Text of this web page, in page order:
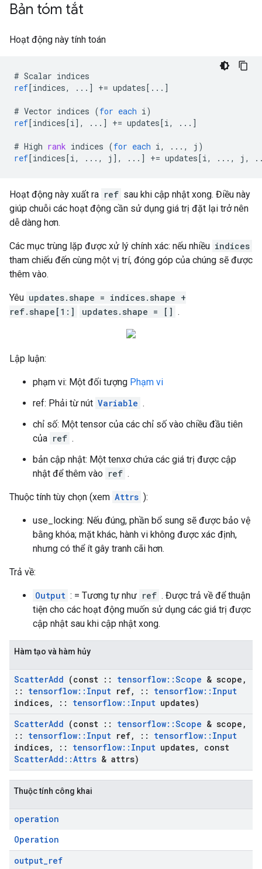
Bản tóm tắt
Hoạt động này tính toán
# Scalar indices
ref[indices, ... ] += updates[ ... ]
# Vector indices (for each i)
ref[indices[i] , ... ] += updates[i, ... ]
# High rank indices (for each i, ..., j )
ref[indices[i, ..., j ] , ... ] += updates[i, ..., j,
Hoạt động này xuất ra ref sau khi cập nhật xong. Điều này
giúp chuỗi các hoạt động cần sử dụng giá trị đặt lại trở nên
dễ dàng hơn.
Các mục trùng lặp được xử lý chính xác: nếu nhiều indices
tham chiếu đến cùng một vị trí, đóng góp của chúng sẽ được
thêm vào.
Yêu updates.shape = indices.shape +
ref.shape[1:]
updates.shape = [] .
Lập luận:
phạm vi: Một đối tượng Phạm vi
ref: Phải từ nút Variable .
chỉ số: Một tensor của các chỉ số vào chiều đầu tiên
của ref .
bản cập nhật: Một tenxơ chứa các giá trị được cập
nhật để thêm vào ref .
Thuộc tính tùy chọn (xem Attrs ):
use_locking: Nếu đúng, phần bổ sung sẽ được bảo vệ
bằng khóa; mặt khác, hành vi không được xác định,
nhưng có thể ít gây tranh cãi hơn.
Trả về:
Output : = Tương tự như ref . Được trả về để thuận
tiện cho các hoạt động muốn sử dụng các giá trị được
cập nhật sau khi cập nhật xong.
Hàm tạo và hàm hủy
ScatterAdd (const :: tensorflow::Scope & scope ,
::
tensorflow:: Input ref, :: tensorflow:: Input
indices, :: tensorflow:: Input updates)
ScatterAdd (const :: tensorflow::Scope & scope ,
::
tensorflow:: Input ref, :: tensorflow:: Input
indices, :: tensorflow:: Input updates,
const
ScatterAdd ::Attrs & attrs)
Thuộc tính công khai
operation
Operation
output_ref